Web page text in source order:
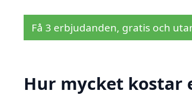
Få 3 erbjudanden, gratis och
Hur mycket kostar